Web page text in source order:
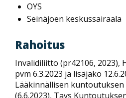
OYS
Seinäjoen keskussairaala
Rahoitus
Invalidiliitto (pr42106, 2023),
pvm 6.3.2023 ja lisäjako
Lääkinnällisen kuntoutuksen
(6.6.2023), Tays